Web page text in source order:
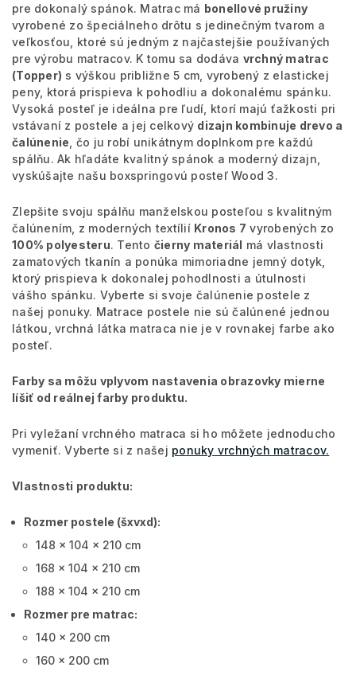
pre dokonalý spánok. Matrac má bonellové pružiny
vyrobené zo špeciálneho drôtu s jedinečným tvarom a
veľkosťou, ktoré sú jedným z najčastejšie používaných
pre výrobu matracov. K tomu sa dodáva vrchný matrac
(Topper) s výškou približne 5 cm, vyrobený z elastickej
peny, ktorá prispieva k pohodliu a dokonalému spánku.
Vysoká posteľ je ideálna pre ľudí, ktorí majú ťažkosti pri
vstávaní z postele a jej celkový dizajn kombinuje drevo a
čalúnenie , čo ju robí unikátnym doplnkom pre každú
spálňu. Ak hľadáte kvalitný spánok a moderný dizajn,
vyskúšajte našu boxspringovú posteľ Wood 3.
Zlepšite svoju spálňu manželskou posteľou s kvalitným
čalúnením, z moderných textílií Kronos 7 vyrobených zo
100% polyesteru. Tento čierny materiál má vlastnosti
zamatových tkanín a ponúka mimoriadne jemný dotyk,
ktorý prispieva k dokonalej pohodlnosti a útulnosti
vášho spánku. Vyberte si svoje čalúnenie postele z
našej ponuky. Matrace postele nie sú čalúnené jednou
látkou, vrchná látka matraca nie je v rovnakej farbe ako
posteľ.
Farby sa môžu vplyvom nastavenia obrazovky mierne
líšiť od reálnej farby produktu.
Pri vyležaní vrchného matraca si ho môžete jednoducho
vymeniť. Vyberte si z našej ponuky vrchných matracov.
Vlastnosti produktu:
Rozmer postele (šxvxd):
148 x 104 x 210 cm
168 x 104 x 210 cm
188 x 104 x 210 cm
Rozmer pre matrac:
140 x 200 cm
160 x 200 cm